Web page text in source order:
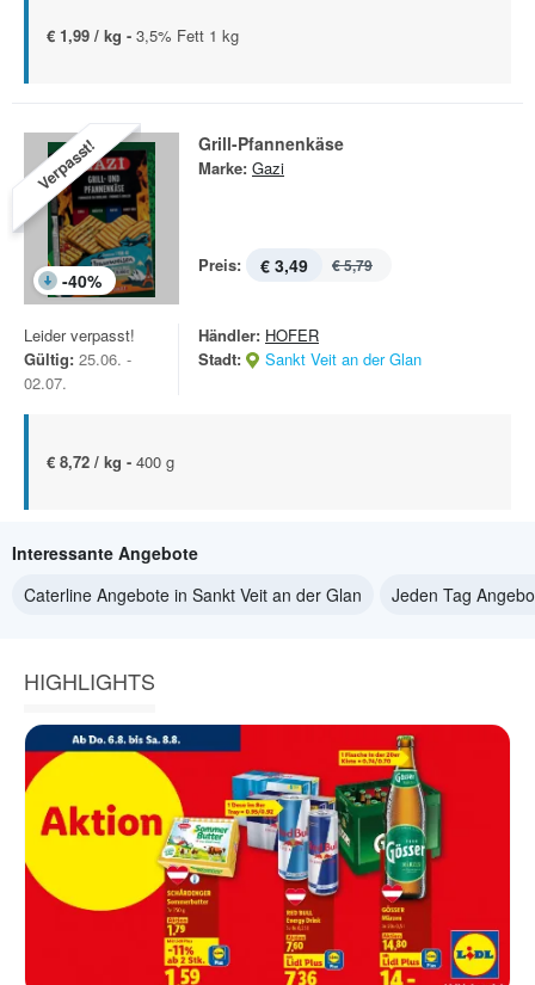
€ 1,99 / kg - 3,5% Fett 1 kg
Verpasst!
-40%
Grill-Pfannenkäse
Marke: Gazi
Preis: € 3,49 € 5,79
Leider verpasst!
Gültig: 25.06. -
02.07.
Händler: HOFER
Stadt:
Sankt Veit an der Glan
€ 8,72 / kg - 400 g
Interessante Angebote
Caterline Angebote in Sankt Veit an der Glan
Jeden Tag
HIGHLIGHTS